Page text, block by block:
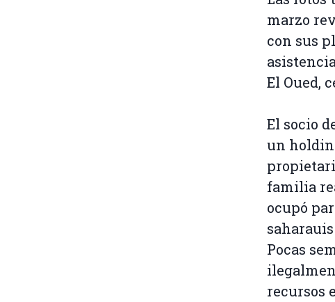
marzo
con sus
El Oued,
El socio
un
familia
ocupó
Pocas
recursos